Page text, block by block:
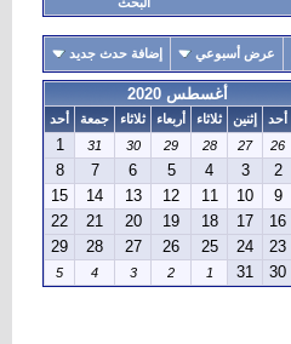
عرض أسبوعي إضافة حدث جديد
أغسطس 2020
أحد إثنين ثلاثاء أربعاء ثلاثاء جمعة
أحد
26
27
28
29
30
31
1
2
3
4
5
6
7
8
9
10
11
12
13
14
15
16
17
18
19
20
21
22
23
24
25
26
27
28
29
30
31
1
2
3
4
5